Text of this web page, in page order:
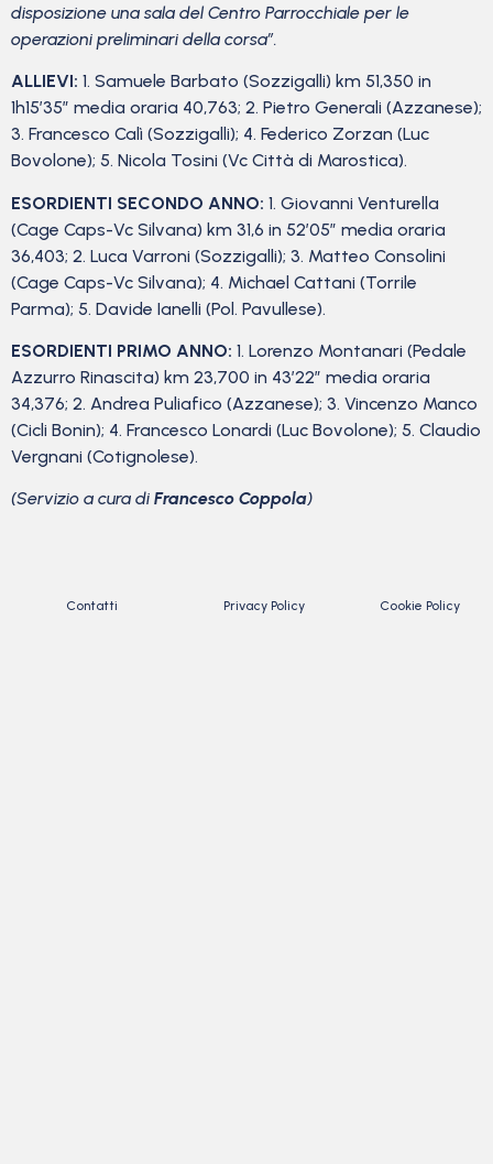
disposizione una sala del Centro Parrocchiale per le
operazioni preliminari della corsa”.
ALLIEVI: 1. Samuele Barbato (Sozzigalli) km 51,350 in
1h15’35” media oraria 40,763; 2. Pietro Generali (Azzanese);
3. Francesco Calì (Sozzigalli); 4. Federico Zorzan (Luc
Bovolone); 5. Nicola Tosini (Vc Città di Marostica).
ESORDIENTI SECONDO ANNO: 1. Giovanni Venturella
(Cage Caps-Vc Silvana) km 31,6 in 52’05” media oraria
36,403; 2. Luca Varroni (Sozzigalli); 3. Matteo Consolini
(Cage Caps-Vc Silvana); 4. Michael Cattani (Torrile
Parma); 5. Davide Ianelli (Pol. Pavullese).
ESORDIENTI PRIMO ANNO: 1. Lorenzo Montanari (Pedale
Azzurro Rinascita) km 23,700 in 43’22” media oraria
34,376; 2. Andrea Puliafico (Azzanese); 3. Vincenzo Manco
(Cicli Bonin); 4. Francesco Lonardi (Luc Bovolone); 5. Claudio
Vergnani (Cotignolese).
(Servizio a cura di Francesco Coppola)
Contatti Privacy Policy Cookie Policy